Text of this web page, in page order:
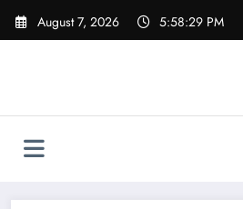
Skip
August 7, 2026 5:58:31 PM